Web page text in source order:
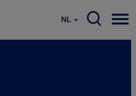
NL